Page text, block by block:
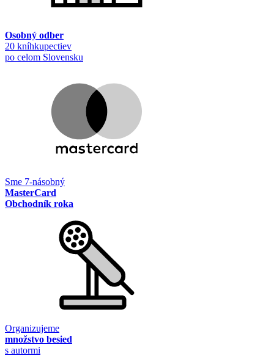
Osobný odber
20 kníhkupectiev
po celom Slovensku
Sme 7-násobný
MasterCard
Obchodník roka
Organizujeme
množstvo besied
s autormi